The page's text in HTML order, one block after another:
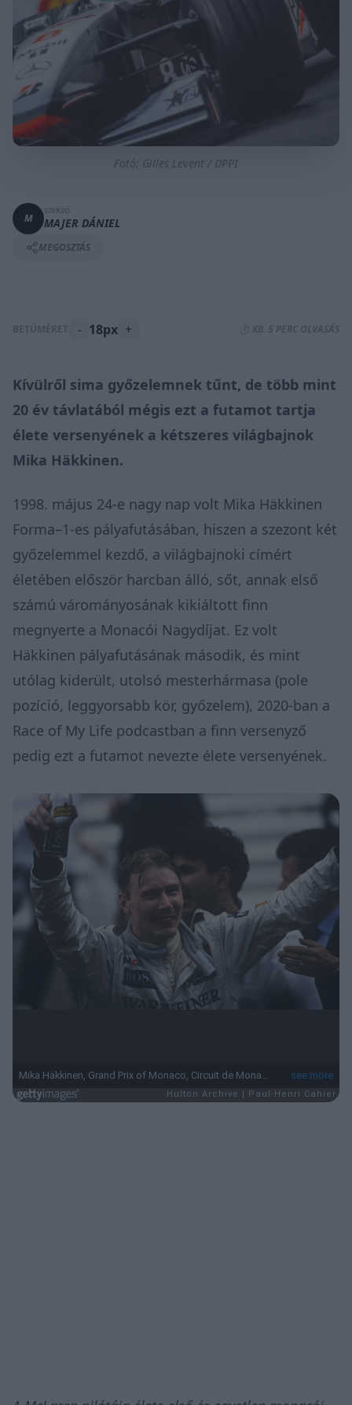
Fotó: Gilles Levent / DPPI
M MAJER DÁNIEL
MEGOSZTÁS
BETŰMÉRET: - 18px + ⏱️ KB. 5 PERC OLVASÁS
Kívülről sima győzelemnek tűnt, de több mint
20 év távlatából mégis ezt a futamot tartja
élete versenyének a kétszeres világbajnok
Mika Häkkinen.
1998. május 24-e nagy nap volt Mika Häkkinen
Forma–1-es pályafutásában, hiszen a szezont két
győzelemmel kezdő, a világbajnoki címért
életében először harcban álló, sőt, annak első
számú várományosának kikiáltott finn
megnyerte a Monacói Nagydíjat. Ez volt
Häkkinen pályafutásának második, és mint
utólag kiderült, utolsó mesterhármasa (pole
pozíció, leggyorsabb kör, győzelem), 2020-ban a
Race of My Life podcastban a finn versenyző
pedig ezt a futamot nevezte élete versenyének.